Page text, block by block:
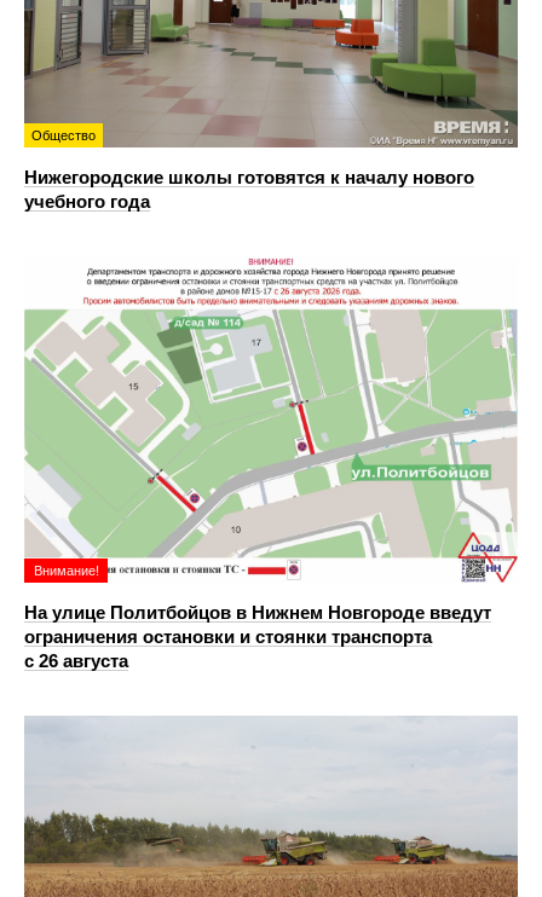
Общество
Нижегородские школы готовятся к началу нового
учебного года
Внимание!
На улице Политбойцов в Нижнем Новгороде введут
ограничения остановки и стоянки транспорта
с 26 августа